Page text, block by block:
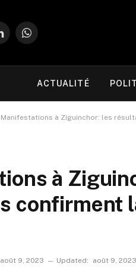
WhatsApp
ACTUALITÉ
Manifestations à Ziguinchor: les
à
confirment
août 9, 2023 Updated: août 9, 2023